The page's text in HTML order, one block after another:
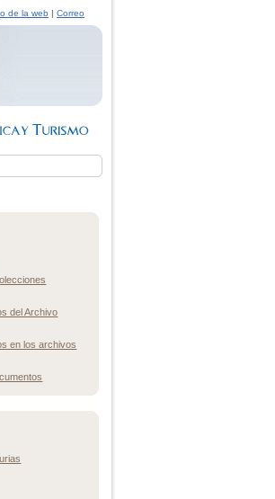
de la web | Correo
del Archivo
en los archivos